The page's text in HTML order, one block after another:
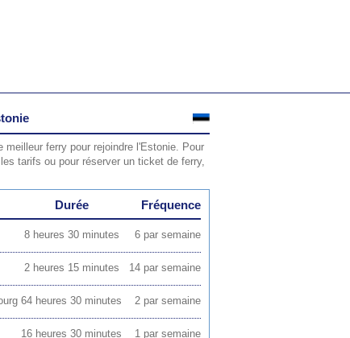
ferry pour rejoindre l'Estonie. Pour
tarifs ou pour réserver un ticket de ferry,
Durée Fréquence
8 heures 30 minutes 6 par semaine
2 heures 15 minutes 14 par semaine
64 heures 30 minutes 2 par semaine
16 heures 30 minutes 1 par semaine